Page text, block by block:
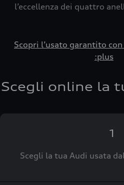
l’eccellenza dei quattro
Scopri l’usato garantito
:plus
Scegli online la
1
Scegli la tua Audi usata